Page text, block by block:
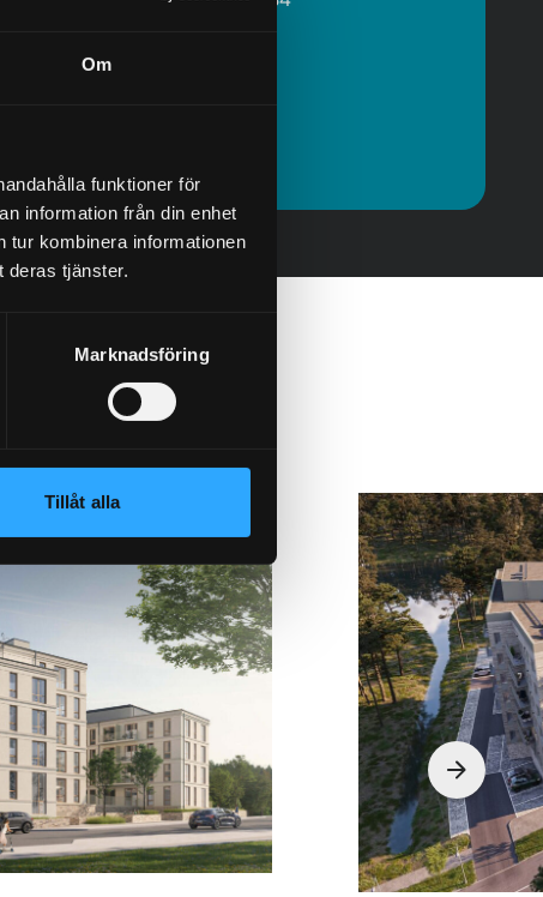
Om
funktioner för
information från din enhet
tur kombinera informationen
deras tjänster.
Marknadsföring
Tillåt alla